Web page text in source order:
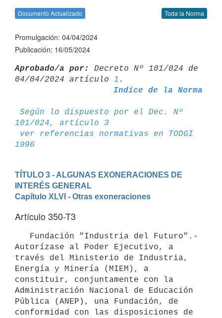
Documento Actualizado Toda la Norma
Promulgación: 04/04/2024
Publicación: 16/05/2024
Aprobado/a por:
Decreto Nº 101/024 de
04/04/2024 artículo 1
Indice de la Norma
Según lo dispuesto por el Dec. Nº
101/024, artículo 3
ver referencias normativas en TODGI
1996
TÍTULO 3 - ALGUNAS EXONERACIONES DE
INTERÉS GENERAL
Capítulo XLVI - Otras exoneraciones
Artículo 350-T3
Autorízase al Poder Ejecutivo, a
través del Ministerio de Industria,
Energía y Minería (MIEM), a
constituir, conjuntamente con la
Administración Nacional de Educación
Pública (ANEP), una Fundación, de
conformidad con las disposiciones de